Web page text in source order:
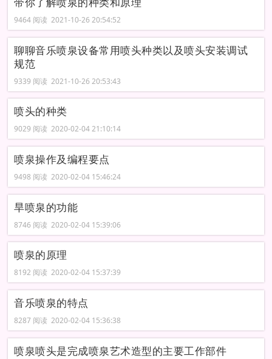
9464 阅读 2021-10-26 20:54:52
聊聊音乐喷泉设备常用喷头种类以及喷头安装调试
规范
9339 阅读 2021-10-26 20:53:43
喷头的种类
9029 阅读 2020-02-04 21:10:14
喷泉操作及编程要点
9498 阅读 2020-02-04 15:46:24
旱喷泉的功能
8746 阅读 2020-02-04 15:39:06
喷泉的原理
8192 阅读 2020-02-04 15:37:39
音乐喷泉的特点
8287 阅读 2020-02-04 15:36:38
喷泉喷头是完成喷泉艺术造型的主要工作部件